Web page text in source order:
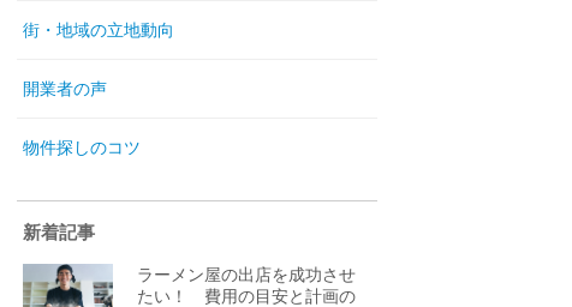
街・地域の立地動向
開業者の声
物件探しのコツ
新着記事
ラーメン屋の出店を成功させ
たい！ 費用の目安と計画の